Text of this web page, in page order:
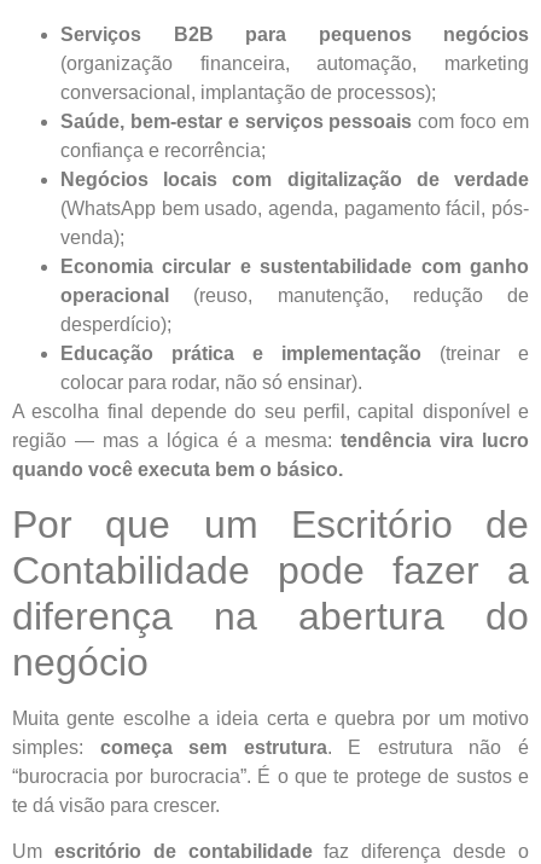
Serviços B2B para pequenos negócios
(organização financeira, automação, marketing
conversacional, implantação de processos);
Saúde, bem-estar e serviços pessoais com foco em
confiança e recorrência;
Negócios locais com digitalização de verdade
(WhatsApp bem usado, agenda, pagamento fácil, pós-
venda);
Economia circular e sustentabilidade com ganho
operacional
(reuso, manutenção, redução de
desperdício);
Educação prática e implementação (treinar e
colocar para rodar, não só ensinar).
A escolha final depende do seu perfil, capital disponível e
região — mas a lógica é a mesma:tendência vira lucro
quando você executa bem o básico.
Por que um Escritório de
Contabilidade pode fazer a
diferença na abertura do
negócio
Muita gente escolhe a ideia certa e quebra por um motivo
simples: começa sem estrutura. E estrutura não é
“burocracia por burocracia”. É o que te protege de sustos e
te dá visão para crescer.
Um escritório de contabilidadefaz diferença desde o